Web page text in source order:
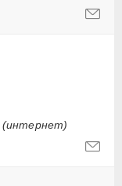
(интернет)